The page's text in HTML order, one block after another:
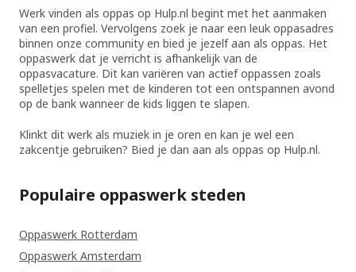
Werk vinden als oppas op Hulp.nl begint met het aanmaken
van een profiel. Vervolgens zoek je naar een leuk oppasadres
binnen onze community en bied je jezelf aan als oppas. Het
oppaswerk dat je verricht is afhankelijk van de
oppasvacature. Dit kan variëren van actief oppassen zoals
spelletjes spelen met de kinderen tot een ontspannen avond
op de bank wanneer de kids liggen te slapen.
Klinkt dit werk als muziek in je oren en kan je wel een
zakcentje gebruiken? Bied je dan aan als oppas op Hulp.nl.
Populaire oppaswerk steden
Oppaswerk Rotterdam
Oppaswerk Amsterdam